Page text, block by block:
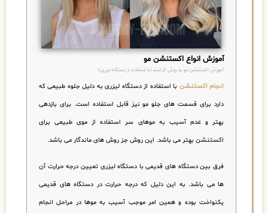
آموزش انواع اکستنشن مو
آموزش اکستنشن مو به روش کراتینه (با استفاده از دستگاه لیزری):
انجام اکستنشن با استفاده از دستگاه لیزری به دلیل جلوه طبیعی که
دارد برای قسمت های جلو مو نیز قابل استفاده است. برای بازدهی
بهتر و عدم آسیب به موهای سر استفاده از موی طبیعی برای
اکستنشن بهتر می باشد. این روش جز روش های ماندگار می باشد.
فرق بین دستگاه های قدیمی با دستگاه لیزری تعیین درجه حرارت آن
ها می باشد. به این دلیل که درجه حرارت در دستگاه های قدیمی
یکنواخت بوده و همین امر موجب آسیب به موها در مراحل انجام